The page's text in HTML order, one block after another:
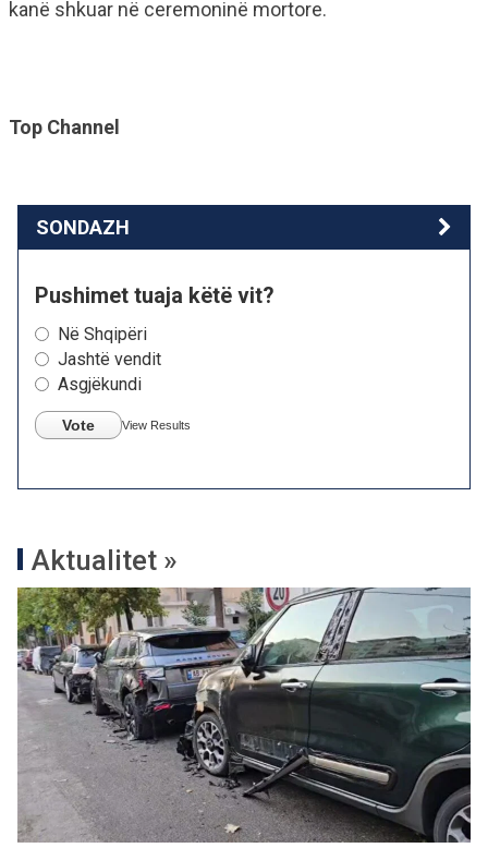
kanë shkuar në ceremoninë mortore.
Top Channel
SONDAZH
Pushimet tuaja këtë vit?
Në Shqipëri
Jashtë vendit
Asgjëkundi
Vote View Results
Aktualitet »